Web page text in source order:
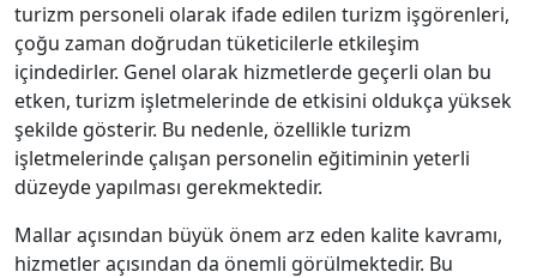
turizm personeli olarak ifade edilen turizm işgörenleri,
çoğu zaman doğrudan tüketicilerle etkileşim
içindedirler. Genel olarak hizmetlerde geçerli olan bu
etken, turizm işletmelerinde de etkisini oldukça yüksek
şekilde gösterir. Bu nedenle, özellikle turizm
işletmelerinde çalışan personelin eğitiminin yeterli
düzeyde yapılması gerekmektedir.
Mallar açısından büyük önem arz eden kalite kavramı,
hizmetler açısından da önemli görülmektedir. Bu